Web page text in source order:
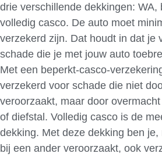
drie verschillende dekkingen: WA,
volledig casco. De auto moet
verzekerd zijn. Dat houdt in dat je
schade die je met jouw auto
Met een beperkt-casco-
verzekerd voor schade die niet
veroorzaakt, maar door
of diefstal. Volledig casco is de
dekking. Met deze dekking ben
bij een ander veroorzaakt, ook